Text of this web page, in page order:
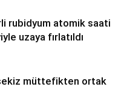
rubidyum atomik saati
uzaya fırlatıldı
müttefikten ortak